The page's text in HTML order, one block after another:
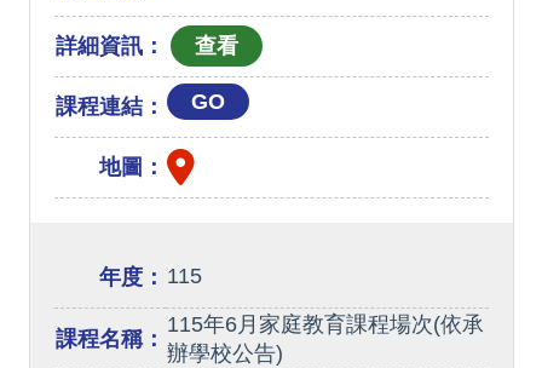
詳細資訊：
課程連結： GO
地圖：
年度： 115
課程名稱：
115年6月家庭教育課程場次(依承
辦學校公告)